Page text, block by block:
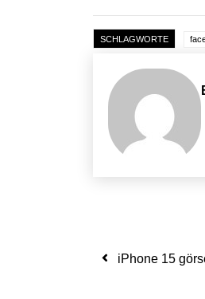
SCHLAGWORTE
Yazı
iPhone 15